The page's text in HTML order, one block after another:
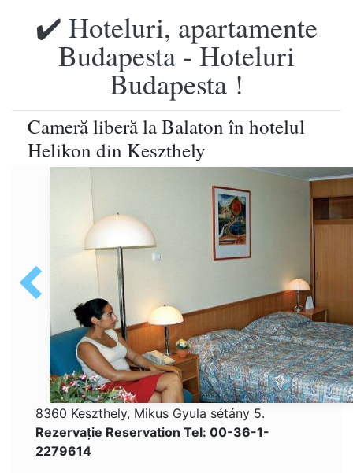
✔️ Hoteluri, apartamente
Budapesta - Hoteluri
Budapesta !
Cameră liberă la Balaton în hotelul
Helikon din Keszthely
8360 Keszthely, Mikus Gyula sétány 5.
Rezervaţie Reservation Tel: 00-36-1-
2279614